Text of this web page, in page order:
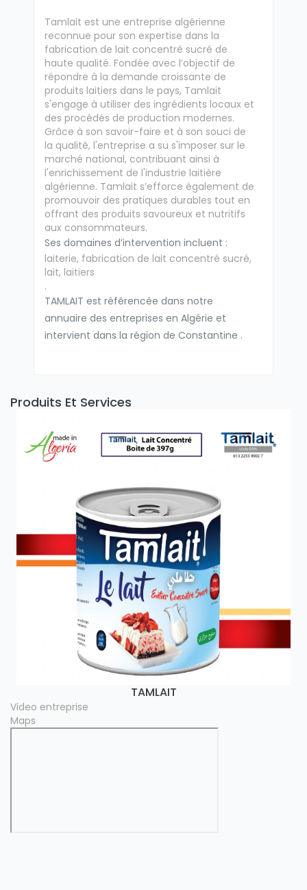
Tamlait est une entreprise algérienne
reconnue pour son expertise dans la
fabrication de lait concentré sucré de
haute qualité. Fondée avec l’objectif de
répondre à la demande croissante de
produits laitiers dans le pays, Tamlait
s'engage à utiliser des ingrédients locaux et
des procédés de production modernes.
Grâce à son savoir-faire et à son souci de
la qualité, l'entreprise a su s'imposer sur le
marché national, contribuant ainsi à
l'enrichissement de l'industrie laitière
algérienne. Tamlait s’efforce également de
promouvoir des pratiques durables tout en
offrant des produits savoureux et nutritifs
aux consommateurs.
Ses domaines d’intervention incluent :
laiterie, fabrication de lait concentré sucré,
lait, laitiers
.
TAMLAIT est référencée dans notre
annuaire des entreprises en Algérie et
intervient dans la région de Constantine .
Produits Et Services
TAMLAIT
Video entreprise
Maps